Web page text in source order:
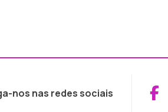
nos nas redes sociais